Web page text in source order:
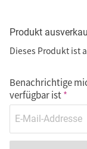
Produkt
Dieses Produkt ist
Benachrichtige
verfügbar ist